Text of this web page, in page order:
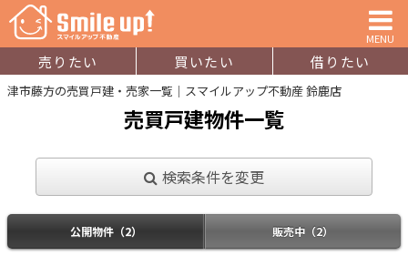
MENU
売りたい 買いたい 借りたい
津市藤方の売買戸建・売家一覧｜スマイルアップ不動産 鈴鹿店
売買戸建物件一覧
検索条件を変更
公開物件（2） 販売中（2）